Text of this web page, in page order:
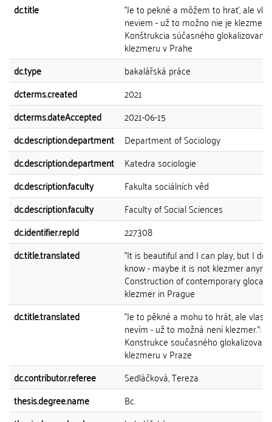
dc.title
"Je to pekné a môžem to hrať, ale
neviem - už to možno nie je klezmer.":
Konštrukcia súčasného
klezmeru v Prahe
dc.type
bakalářská práce
dcterms.created
2021
dcterms.dateAccepted
2021-06-15
dc.description.department
Department of Sociology
dc.description.department
Katedra sociologie
dc.description.faculty
Fakulta sociálních věd
dc.description.faculty
Faculty of Social Sciences
dc.identifier.repId
227308
dc.title.translated
"It is beautiful and I can play, but I
know - maybe it is not klezmer
Construction of contemporary
klezmer in Prague
dc.title.translated
"Je to pěkné a mohu to hrát, ale
nevím - už to možná není klezmer.":
Konstrukce současného
klezmeru v Praze
dc.contributor.referee
Sedláčková, Tereza
thesis.degree.name
Bc.